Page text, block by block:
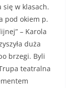
się w klasach.
pod okiem p.
– Karola
duża
brzegi. Byli
teatralna